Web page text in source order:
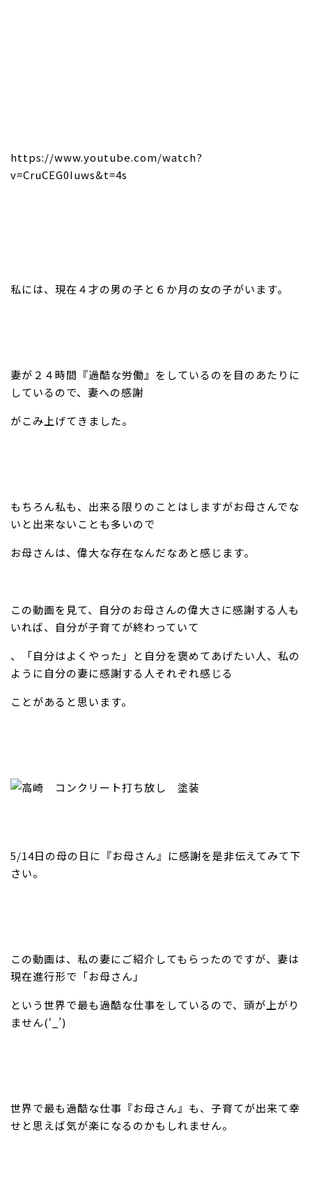
https://www.youtube.com/watch?
v=CruCEG0Iuws&t=4s
私には、現在４才の男の子と６か月の女の子がいます。
妻が２４時間『過酷な労働』をしているのを目のあたりに
しているので、妻への感謝
がこみ上げてきました。
もちろん私も、出来る限りのことはしますがお母さんでな
いと出来ないことも多いので
お母さんは、偉大な存在なんだなあと感じます。
この動画を見て、自分のお母さんの偉大さに感謝する人も
いれば、自分が子育てが終わっていて
、「自分はよくやった」と自分を褒めてあげたい人、私の
ように自分の妻に感謝する人それぞれ感じる
ことがあると思います。
5/14日の母の日に『お母さん』に感謝を是非伝えてみて下
さい。
この動画は、私の妻にご紹介してもらったのですが、妻は
現在進行形で「お母さん」
という世界で最も過酷な仕事をしているので、頭が上がり
ません(‘_’)
世界で最も過酷な仕事『お母さん』も、子育てが出来て幸
せと思えば気が楽になるのかもしれません。